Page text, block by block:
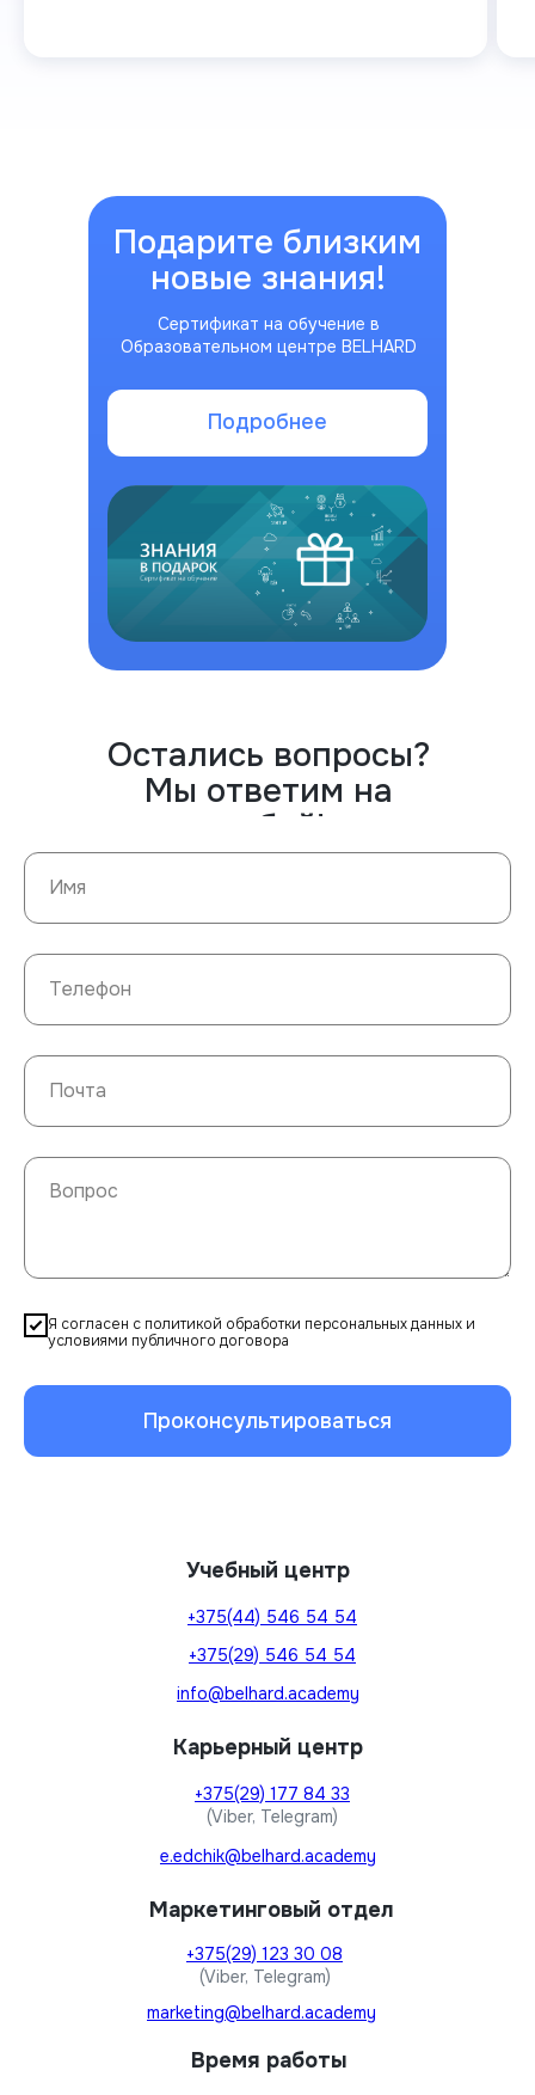
Подарите близким
новые знания!
Сертификат на обучение в
Образовательном центре BELHARD
Подробнее
Остались вопросы?
Мы ответим на
любой!
Я согласен с политикой обработки персональных данных и
условиями публичного договора
Проконсультироваться
Учебный центр
+375(44) 546 54 54
Время работы
+375(29) 546 54 54
info@belhard.academy
e.edchik@belhard.academy
marketing@belhard.academy
+375(29) 177 84 33
(Viber, Telegram)
+375(29) 123 30 08
(Viber, Telegram)
Карьерный центр
Маркетинговый отдел